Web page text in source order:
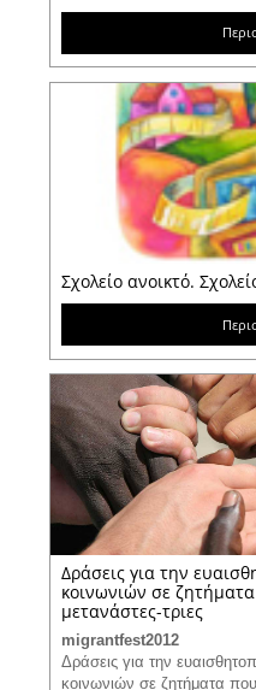
Σχολείο ανοικτό.
Δράσεις για την
κοινωνιών σε
μετανάστες-τριες
migrantfest2012
Δράσεις για την
κοινωνιών σε ζητήματα